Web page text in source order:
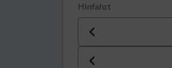
Hinfahrt
Datum der Hinfahrt
Uhrzeit der Hinfahrt